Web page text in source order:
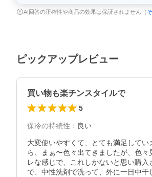
AI回答の正確性や商品の効果は保証されません（
ピックアップレビュー
買い物も楽チンスタイルで
5
保冷の持続性 ： 良い
大変使いやすくて、とても満足して
ら、まぁ〜色々出てきましたが、色
レな感じで、これしかないと思い購
で、中性洗剤で洗って、外に一日中